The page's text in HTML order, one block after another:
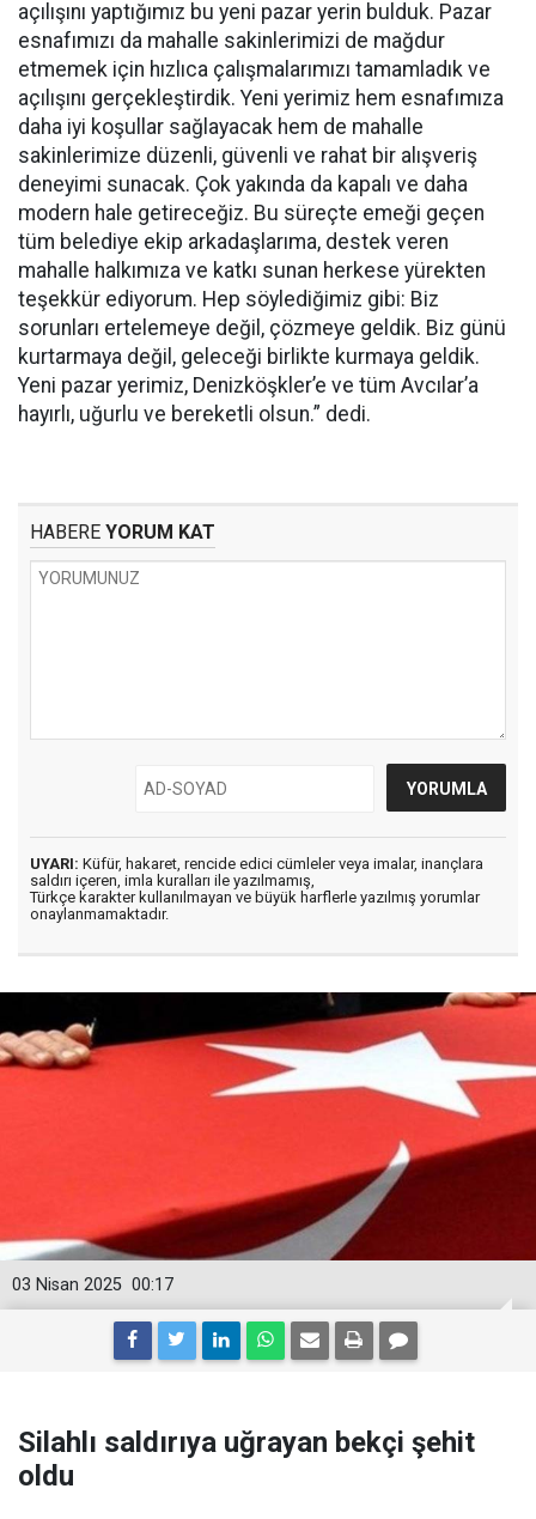
açılışını yaptığımız bu yeni pazar yerin bulduk. Pazar
esnafımızı da mahalle sakinlerimizi de mağdur
etmemek için hızlıca çalışmalarımızı tamamladık ve
açılışını gerçekleştirdik. Yeni yerimiz hem esnafımıza
daha iyi koşullar sağlayacak hem de mahalle
sakinlerimize düzenli, güvenli ve rahat bir alışveriş
deneyimi sunacak. Çok yakında da kapalı ve daha
modern hale getireceğiz. Bu süreçte emeği geçen
tüm belediye ekip arkadaşlarıma, destek veren
mahalle halkımıza ve katkı sunan herkese yürekten
teşekkür ediyorum. Hep söylediğimiz gibi: Biz
sorunları ertelemeye değil, çözmeye geldik. Biz günü
kurtarmaya değil, geleceği birlikte kurmaya geldik.
Yeni pazar yerimiz, Denizköşkler’e ve tüm Avcılar’a
hayırlı, uğurlu ve bereketli olsun.” dedi.
HABERE YORUM KAT
UYARI: Küfür, hakaret, rencide edici cümleler veya imalar, inançlara
saldırı içeren, imla kuralları ile yazılmamış,
Türkçe karakter kullanılmayan ve büyük harflerle yazılmış yorumlar
onaylanmamaktadır.
00:17
03 Nisan 2025
Silahlı saldırıya uğrayan bekçi şehit
oldu